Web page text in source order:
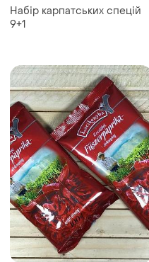
Набір карпатських спецій
9+1